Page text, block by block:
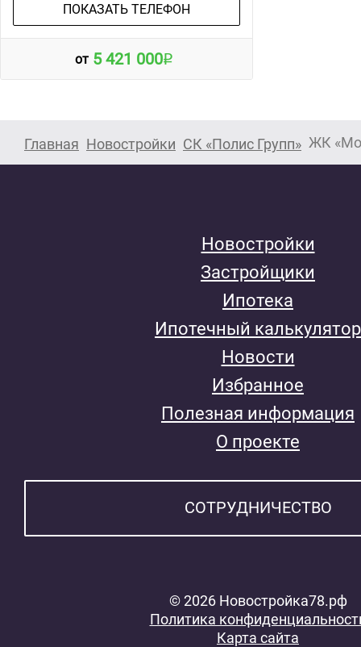
ПОКАЗАТЬ ТЕЛЕФОН
от 5 421 000
Главная Новостройки СК «Полис Групп» ЖК
Новостройки
Застройщики
Ипотека
Ипотечный калькулятор
Новости
Избранное
Полезная информация
О проекте
СОТРУДНИЧЕСТВО
© 2026 Новостройка78.рф
Политика
Карта сайта